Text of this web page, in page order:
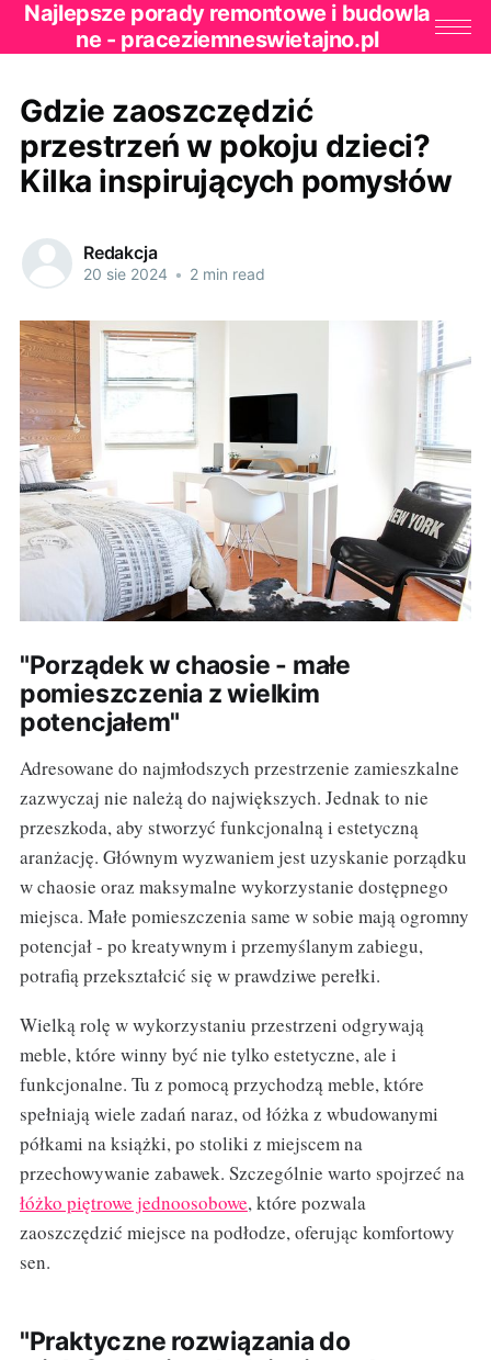
Najlepsze porady remontowe i budowla
ne - praceziemneswietajno.pl
Gdzie zaoszczędzić
przestrzeń w pokoju dzieci?
Kilka inspirujących pomysłów
Redakcja
20 sie 2024 • 2 min read
"Porządek w chaosie - małe
pomieszczenia z wielkim
potencjałem"
Adresowane do najmłodszych przestrzenie zamieszkalne
zazwyczaj nie należą do największych. Jednak to nie
przeszkoda, aby stworzyć funkcjonalną i estetyczną
aranżację. Głównym wyzwaniem jest uzyskanie porządku
w chaosie oraz maksymalne wykorzystanie dostępnego
miejsca. Małe pomieszczenia same w sobie mają ogromny
potencjał - po kreatywnym i przemyślanym zabiegu,
potrafią przekształcić się w prawdziwe perełki.
Wielką rolę w wykorzystaniu przestrzeni odgrywają
meble, które winny być nie tylko estetyczne, ale i
funkcjonalne. Tu z pomocą przychodzą meble, które
spełniają wiele zadań naraz, od łóżka z wbudowanymi
półkami na książki, po stoliki z miejscem na
przechowywanie zabawek. Szczególnie warto spojrzeć na
łóżko piętrowe jednoosobowe, które pozwala
zaoszczędzić miejsce na podłodze, oferując komfortowy
sen.
"Praktyczne rozwiązania do